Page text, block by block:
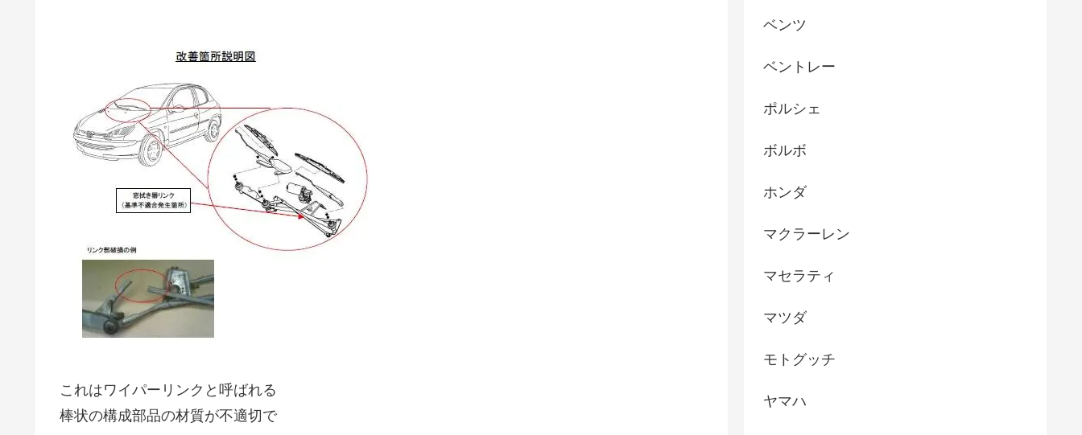
これはワイパーリンクと呼ばれる
棒状の構成部品の材質が不適切で
ベンツ
ベントレー
ポルシェ
ボルボ
ホンダ
マクラーレン
マセラティ
マツダ
モトグッチ
ヤマハ